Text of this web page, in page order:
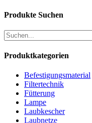
Produkte Suchen
Produktkategorien
Befestigungsmaterial
Filtertechnik
Fütterung
Lampe
Laubkescher
Laubnetze